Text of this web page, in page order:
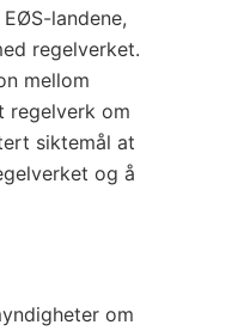
landene,
regelverket.
mellom
regelverk om
siktemål at
og å
om